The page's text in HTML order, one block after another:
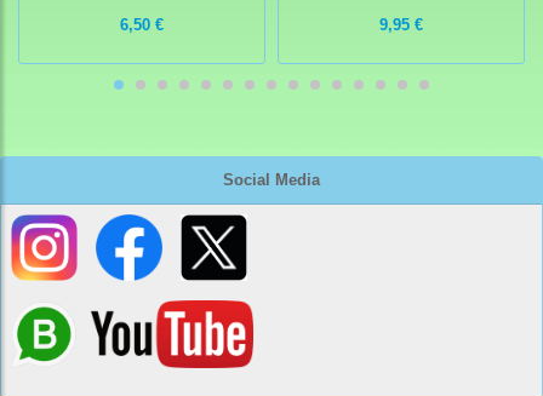
Social Media
6,50 € 9,95 €